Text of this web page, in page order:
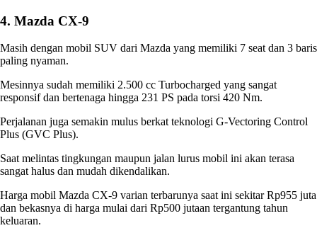
4. Mazda CX-9
Masih dengan mobil SUV dari Mazda yang memiliki 7 seat dan 3 baris
paling nyaman.
Mesinnya sudah memiliki 2.500 cc Turbocharged yang sangat
responsif dan bertenaga hingga 231 PS pada torsi 420 Nm.
Perjalanan juga semakin mulus berkat teknologi G-Vectoring Control
Plus (GVC Plus).
Saat melintas tingkungan maupun jalan lurus mobil ini akan terasa
sangat halus dan mudah dikendalikan.
Harga mobil Mazda CX-9 varian terbarunya saat ini sekitar Rp955 juta
dan bekasnya di harga mulai dari Rp500 jutaan tergantung tahun
keluaran.